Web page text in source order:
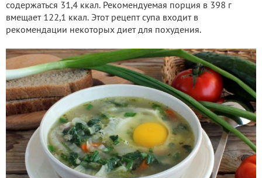
содержаться 31,4 ккал. Рекомендуемая порция в 398 г
вмещает 122,1 ккал. Этот рецепт супа входит в
рекомендации некоторых диет для похудения.